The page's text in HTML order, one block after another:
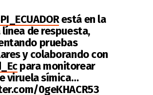
está en la
de respuesta,
pruebas
y colaborando con
para monitorear
viruela símica…
0geKHACR53